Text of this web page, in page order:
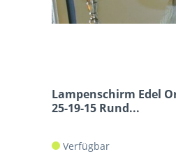
Lampenschirm Edel
25-19-15 Rund...
Verfügbar